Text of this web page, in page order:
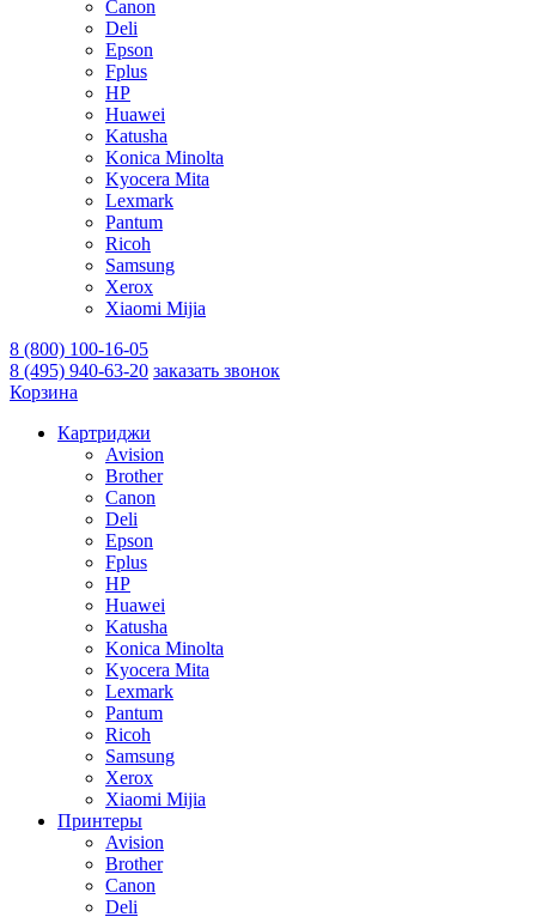
Canon
Deli
Epson
Fplus
HP
Huawei
Katusha
Konica Minolta
Kyocera Mita
Lexmark
Pantum
Ricoh
Samsung
Xerox
Xiaomi Mijia
8 (800) 100-16-05
8 (495) 940-63-20 заказать звонок
Корзина
Картриджи
Avision
Brother
Canon
Deli
Epson
Fplus
HP
Huawei
Katusha
Konica Minolta
Kyocera Mita
Lexmark
Pantum
Ricoh
Samsung
Xerox
Xiaomi Mijia
Принтеры
Avision
Brother
Canon
Deli